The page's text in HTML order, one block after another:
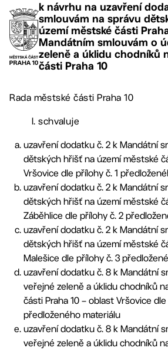
k návrhu na uzavření
smlouvám na správu
území městské části
Mandátním smlouvám o
zeleně a úklidu chodníků
části Praha 10
Rada městské části Praha 10
I. schvaluje
uzavření dodatku č. 2 k Mandátní
dětských hřišť na území městské
Vršovice dle přílohy č. 1
uzavření dodatku č. 2 k Mandátní
dětských hřišť na území městské
Záběhlice dle přílohy č. 2
uzavření dodatku č. 2 k Mandátní
dětských hřišť na území městské
Malešice dle přílohy č. 3
uzavření dodatku č. 8 k Mandátní
veřejné zeleně a úklidu chodníků
části Praha 10 – oblast Vršovice
předloženého materiálu
uzavření dodatku č. 8 k Mandátní
veřejné zeleně a úklidu chodníků